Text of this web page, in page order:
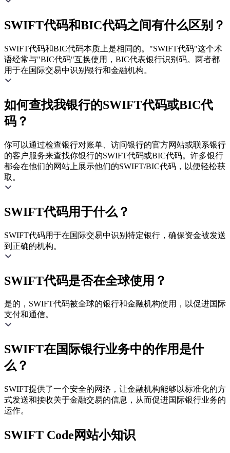
SWIFT代码和BIC代码之间有什么区别？
SWIFT代码和BIC代码本质上是相同的。"SWIFT代码"这个术
语经常与"BIC代码"互换使用，BIC代表银行识别码。两者都
用于在国际交易中识别银行和金融机构。
如何查找我银行的SWIFT代码或BIC代
码？
你可以通过检查银行对账单、访问银行的官方网站或联系银行
的客户服务来查找你银行的SWIFT代码或BIC代码。许多银行
都会在他们的网站上展示他们的SWIFT/BIC代码，以便轻松获
取。
SWIFT代码用于什么？
SWIFT代码用于在国际交易中识别特定银行，确保资金被发送
到正确的机构。
SWIFT代码是否在全球使用？
是的，SWIFT代码被全球的银行和金融机构使用，以促进国际
支付和通信。
SWIFT在国际银行业务中的作用是什
么？
SWIFT提供了一个安全的网络，让金融机构能够以标准化的方
式发送和接收关于金融交易的信息，从而促进国际银行业务的
运作。
SWIFT Code网站小知识